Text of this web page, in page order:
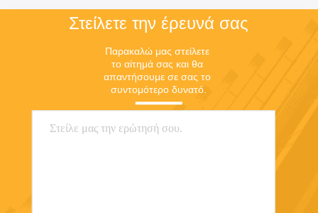
Στείλετε την έρευνά σας
Παρακαλώ μας στείλετε
το αίτημά σας και θα
απαντήσουμε σε σας το
συντομότερο δυνατό.